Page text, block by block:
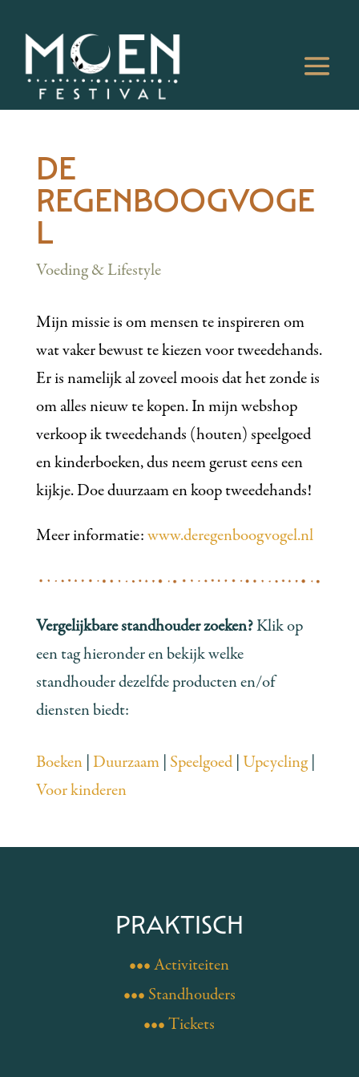
DE
REGENBOOGVOGE
L
Voeding & Lifestyle
Mijn missie is om mensen te inspireren om
wat vaker bewust te kiezen voor tweedehands.
Er is namelijk al zoveel moois dat het zonde is
om alles nieuw te kopen. In mijn webshop
verkoop ik tweedehands (houten) speelgoed
en kinderboeken, dus neem gerust eens een
kijkje. Doe duurzaam en koop tweedehands!
Meer informatie:www.deregenboogvogel.nl
Vergelijkbare standhouder zoeken?Klik op
een tag hieronder en bekijk welke
standhouder dezelfde producten en/of
diensten biedt:
Boeken| Duurzaam| Speelgoed| Upcycling|
Voor kinderen
PRAKTISCH
••• Activiteiten
••• Standhouders
••• Tickets